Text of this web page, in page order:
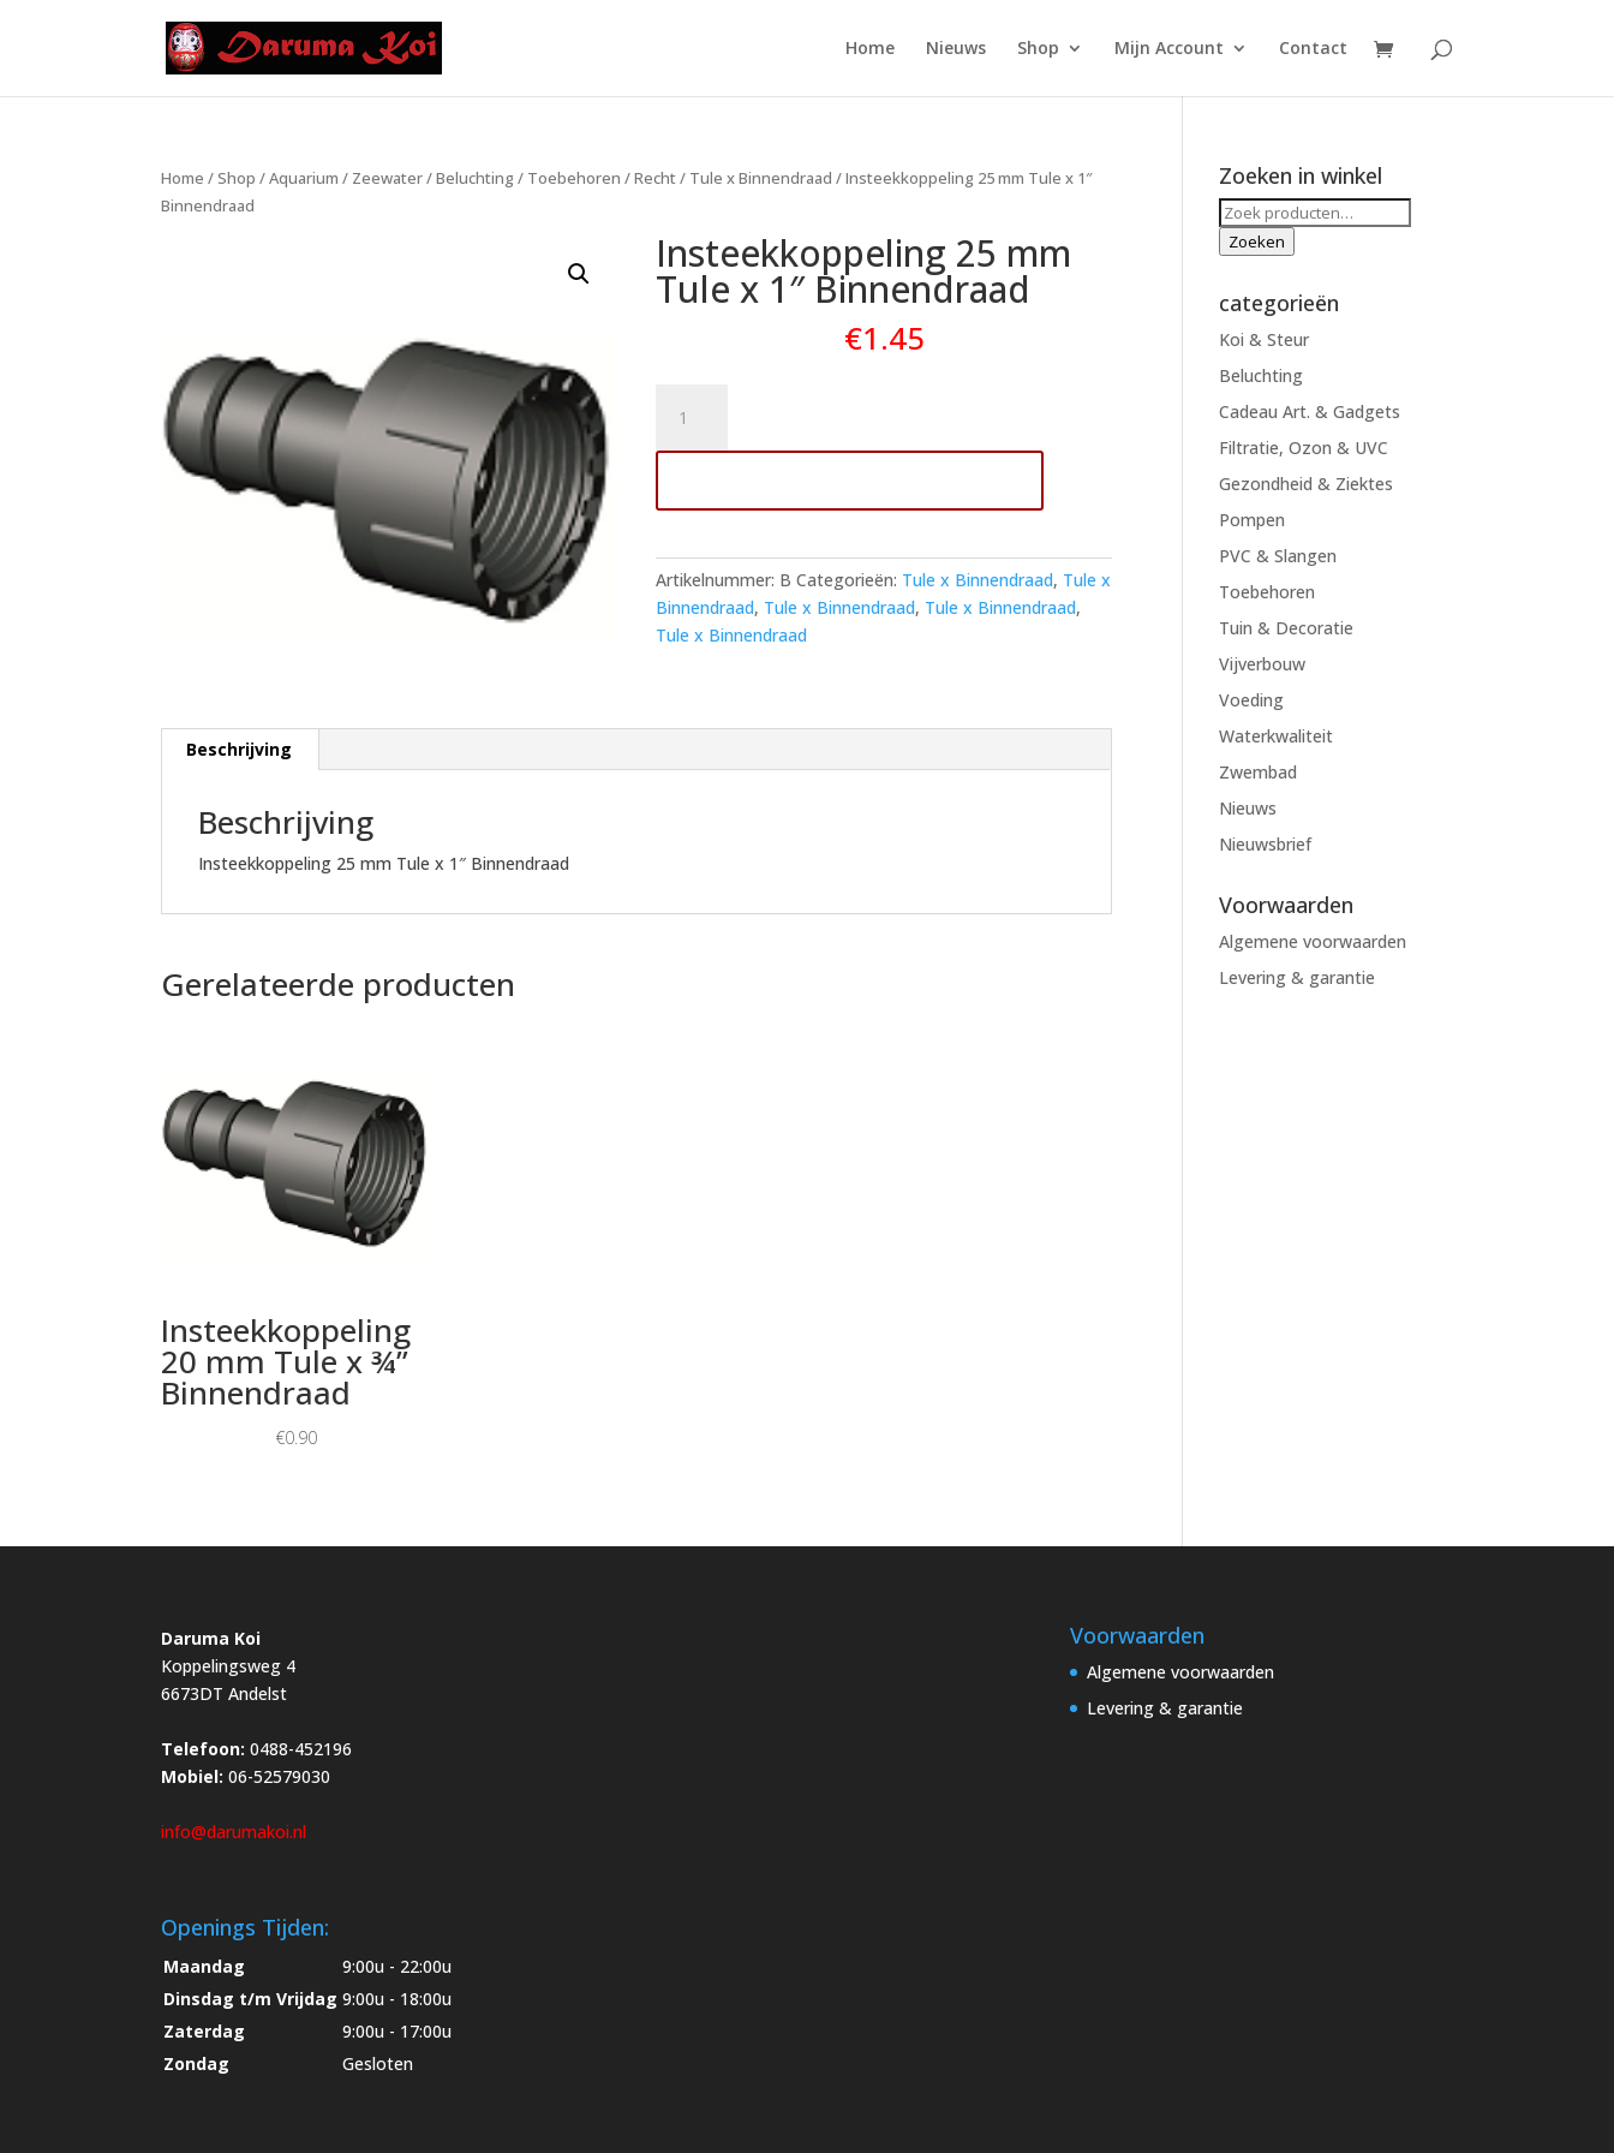
Home Nieuws Shop Mijn Account Contact
Home /Shop /Aquarium / Zeewater/Beluchting / Toebehoren /Recht/ Tule x Binnendraad / Insteekkoppeling 25 mm Tule x 1″
Binnendraad
Insteekkoppeling 25 mm
Tule x 1″ Binnendraad
€1.45
mm
x
Binnendraad
aantal
Artikelnummer: B Categorieën: Tule x Binnendraad, Tule x
Binnendraad, Tule x Binnendraad, Tule x Binnendraad,
Tule x Binnendraad
Beschrijving
Beschrijving
Insteekkoppeling 25 mm Tule x 1″ Binnendraad
Gerelateerde producten
Insteekkoppeling
20 mm Tule x ¾”
Binnendraad
€0.90
Zoeken in winkel
Zoeken
naar:
Zoeken
categorieën
Koi & Steur
Beluchting
Cadeau Art. & Gadgets
Filtratie, Ozon & UVC
Gezondheid & Ziektes
Pompen
PVC & Slangen
Toebehoren
Tuin & Decoratie
Vijverbouw
Voeding
Waterkwaliteit
Zwembad
Nieuws
Nieuwsbrief
Voorwaarden
Algemene voorwaarden
Levering & garantie
Daruma Koi
Koppelingsweg 4
6673DT Andelst
Telefoon: 0488-452196
Mobiel: 06-52579030
info@darumakoi.nl
Openings Tijden:
Maandag
9:00u - 22:00u
Dinsdag t/m Vrijdag 9:00u - 18:00u
Zaterdag
9:00u - 17:00u
Zondag
Gesloten
Voorwaarden
Algemene voorwaarden
Levering & garantie